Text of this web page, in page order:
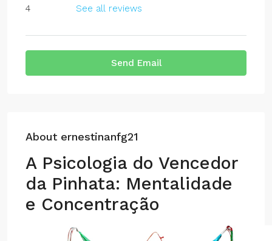
4 See all reviews
Send Email
About ernestinanfg21
A Psicologia do Vencedor
da Pinhata: Mentalidade
e Concentração